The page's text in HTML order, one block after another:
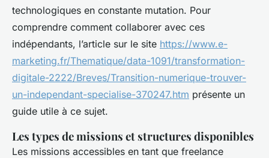
technologiques en constante mutation. Pour
comprendre comment collaborer avec ces
indépendants, l’article sur le site https://www.e-
marketing.fr/Thematique/data-1091/transformation-
digitale-2222/Breves/Transition-numerique-trouver-
un-independant-specialise-370247.htm présente un
guide utile à ce sujet.
Les types de missions et structures disponibles
Les missions accessibles en tant que freelance